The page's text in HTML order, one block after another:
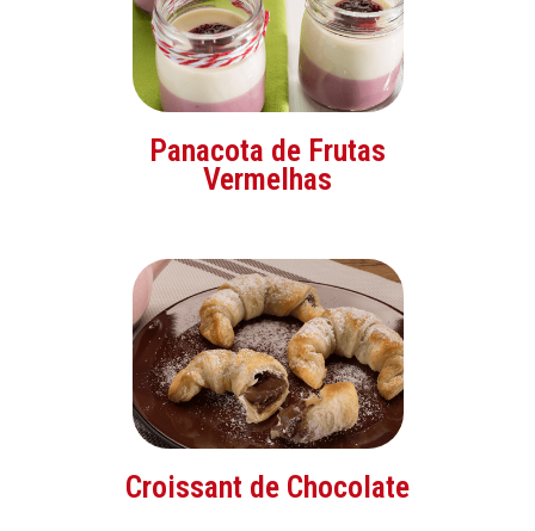
Panacota de Frutas
Vermelhas
Croissant de Chocolate